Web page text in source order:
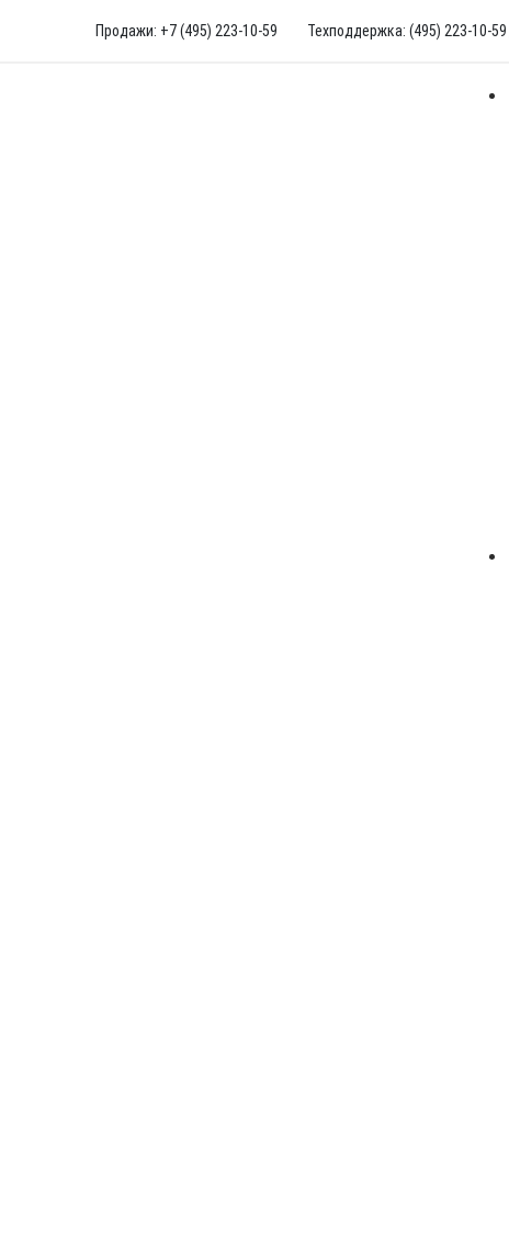
Продажи: +7 (495) 223-10-59 Техподдержка: (495) 223-10-59